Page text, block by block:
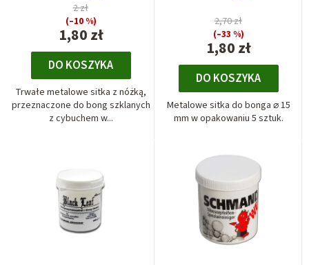
1,80 zł
2 zł
(–10 %)
DO KOSZYKA
Trwałe metalowe sitka z nóżką,
przeznaczone do bong szklanych
z cybuchem w...
1,80 zł
2,70 zł
(–33 %)
DO KOSZYKA
Metalowe sitka do bonga ⌀ 15
mm w opakowaniu 5 sztuk.